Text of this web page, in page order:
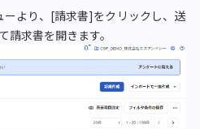
より、[請求書]をクリックし、送
請求書を開きます。